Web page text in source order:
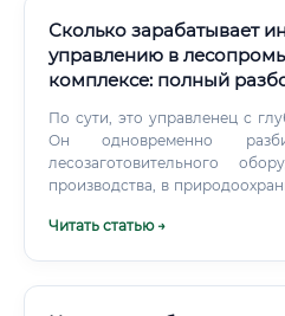
Сколько зарабатывает
управлению в
комплексе: полный
По сути, это управленец с
Он одновременно
лесозаготовительного
производства, в
— отсюда и устойчивый
Читать статью →